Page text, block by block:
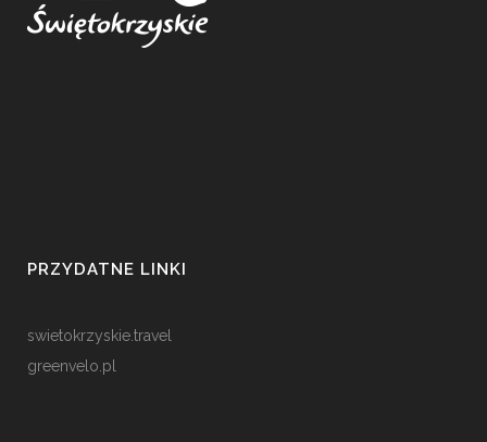
PRZYDATNE LINKI
swietokrzyskie.travel
greenvelo.pl